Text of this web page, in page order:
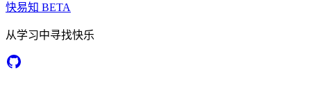
快易知 BETA
从学习中寻找快乐